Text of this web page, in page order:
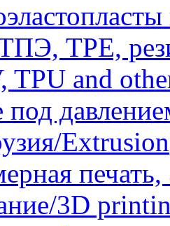
TPE,
TPU and
Extrusion
3D